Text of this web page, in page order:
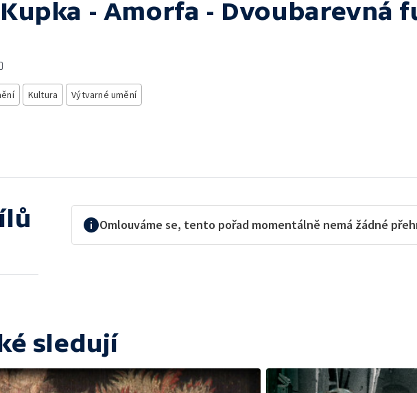
- Amorfa - Dvoubarevná
Kultura Výtvarné umění
Omlouváme se, tento pořad momentálně nemá žádné
sledují